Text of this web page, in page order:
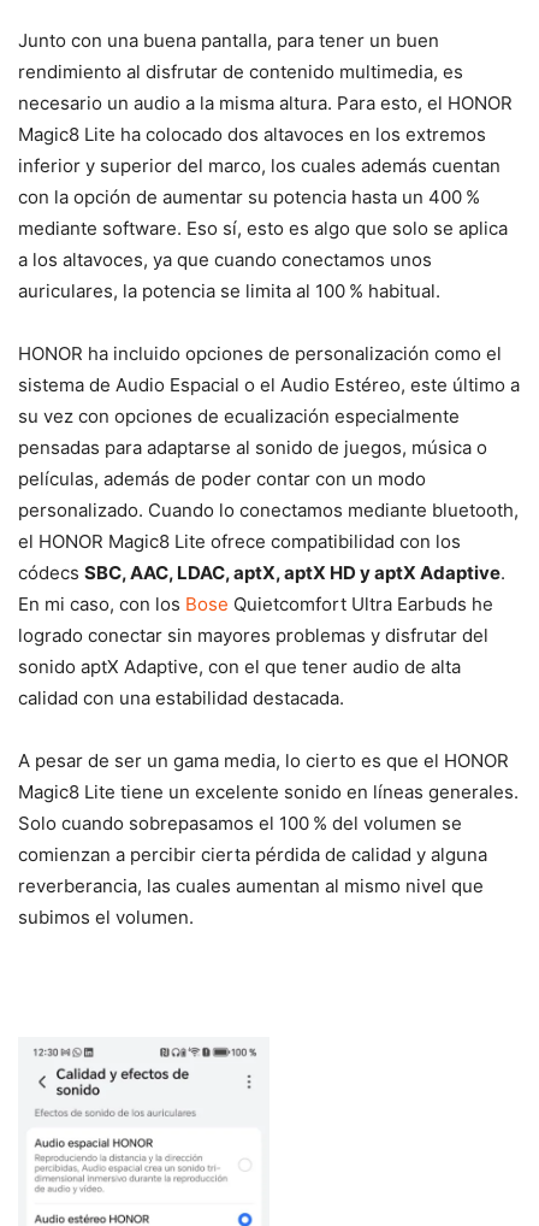
Junto con una buena pantalla, para tener un buen
rendimiento al disfrutar de contenido multimedia, es
necesario un audio a la misma altura. Para esto, el HONOR
Magic8 Lite ha colocado dos altavoces en los extremos
inferior y superior del marco, los cuales además cuentan
con la opción de aumentar su potencia hasta un 400 %
mediante software. Eso sí, esto es algo que solo se aplica
a los altavoces, ya que cuando conectamos unos
auriculares, la potencia se limita al 100 % habitual.
HONOR ha incluido opciones de personalización como el
sistema de Audio Espacial o el Audio Estéreo, este último a
su vez con opciones de ecualización especialmente
pensadas para adaptarse al sonido de juegos, música o
películas, además de poder contar con un modo
personalizado. Cuando lo conectamos mediante bluetooth,
el HONOR Magic8 Lite ofrece compatibilidad con los
códecs SBC, AAC, LDAC, aptX, aptX HD y aptX Adaptive.
En mi caso, con los Bose Quietcomfort Ultra Earbuds he
logrado conectar sin mayores problemas y disfrutar del
sonido aptX Adaptive, con el que tener audio de alta
calidad con una estabilidad destacada.
A pesar de ser un gama media, lo cierto es que el HONOR
Magic8 Lite tiene un excelente sonido en líneas generales.
Solo cuando sobrepasamos el 100 % del volumen se
comienzan a percibir cierta pérdida de calidad y alguna
reverberancia, las cuales aumentan al mismo nivel que
subimos el volumen.